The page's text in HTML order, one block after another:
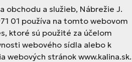
obchodu a služieb, Nábrežie J.
01 používa na tomto webovom
ktoré sú použité za účelom
webového sídla alebo k
webových stránok www.kalina.sk.